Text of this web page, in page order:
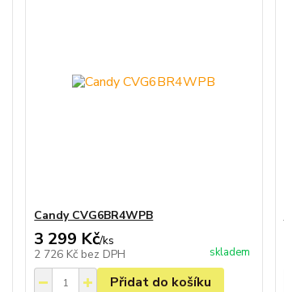
Candy CVG6BR4WPB
3 299 Kč/ks
2 726 Kč bez DPH skladem
Přidat do košíku